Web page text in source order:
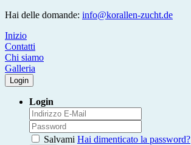
Hai delle domande: info@korallen-zucht.de
Inizio
Contatti
Chi siamo
Galleria
Login
Login
Salvami Hai dimenticato la password?